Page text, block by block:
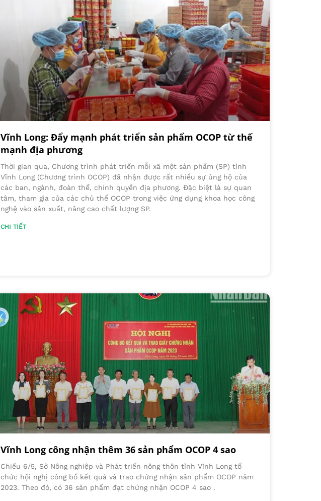
Vĩnh Long: Đẩy mạnh phát triển sản phẩm OCOP từ thế
mạnh địa phương
Thời gian qua, Chương trình phát triển mỗi xã một sản phẩm (SP) tỉnh
Vĩnh Long (Chương trình OCOP) đã nhận được rất nhiều sự ủng hộ của
các ban, ngành, đoàn thể, chính quyền địa phương. Đặc biệt là sự quan
tâm, tham gia của các chủ thể OCOP trong việc ứng dụng khoa học công
nghệ vào sản xuất, nâng cao chất lượng SP.
CHI TIẾT
Vĩnh Long công nhận thêm 36 sản phẩm OCOP 4 sao
Chiều 6/5, Sở Nông nghiệp và Phát triển nông thôn tỉnh Vĩnh Long tổ
chức hội nghị công bố kết quả và trao chứng nhận sản phẩm OCOP năm
2023. Theo đó, có 36 sản phẩm đạt chứng nhận OCOP 4 sao .